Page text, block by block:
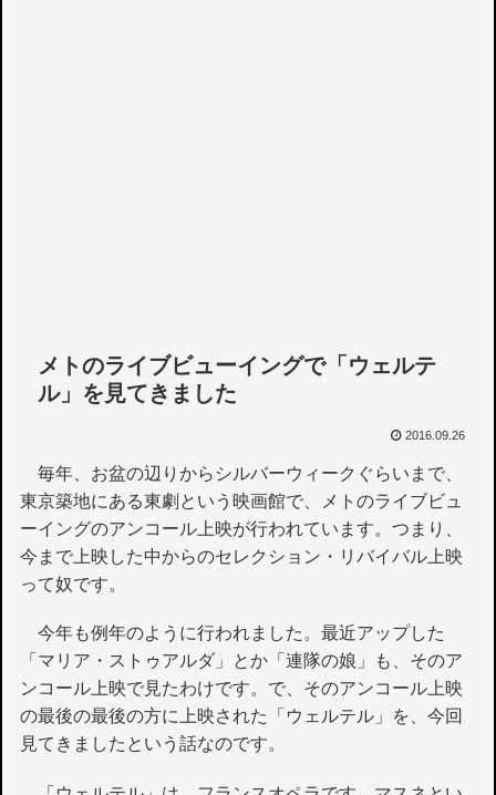
メトのライブビューイングで「ウェルテ
ル」を見てきました
2016.09.26
毎年、お盆の辺りからシルバーウィークぐらいまで、
東京築地にある東劇という映画館で、メトのライブビュ
ーイングのアンコール上映が行われています。つまり、
今まで上映した中からのセレクション・リバイバル上映
って奴です。
今年も例年のように行われました。最近アップした
「マリア・ストゥアルダ」とか「連隊の娘」も、そのア
ンコール上映で見たわけです。で、そのアンコール上映
の最後の最後の方に上映された「ウェルテル」を、今回
見てきましたという話なのです。